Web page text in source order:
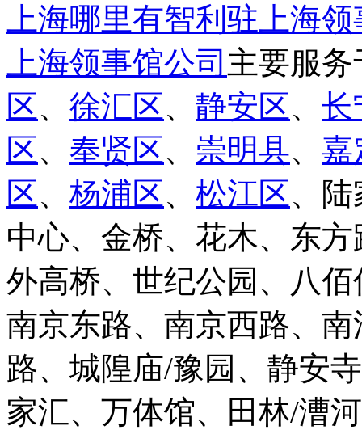
上海哪里有智利驻上海
上海领事馆公司 主要服务
区、 徐汇区、 静安区、 长
区、 奉贤区、 崇明县、 嘉
区、 杨浦区、 松江区、
中心、金桥、花木、东
外高桥、世纪公园、八
南京东路、南京西路、
路、城隍庙/豫园、静安
家汇、万体馆、田林/漕